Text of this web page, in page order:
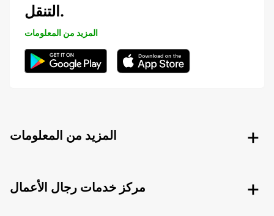
التنقل.
المزيد من المعلومات
المزيد من المعلومات
مركز خدمات رجال الأعمال